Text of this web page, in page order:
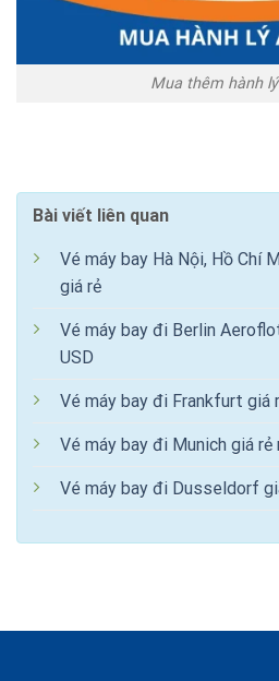
Mua thêm hành
Bài viết liên quan
Vé máy bay Hà Nội, Hồ Chí
giá rẻ
Vé máy bay đi Berlin
USD
Vé máy bay đi Frankfurt giá
Vé máy bay đi Munich giá rẻ
Vé máy bay đi Dusseldorf